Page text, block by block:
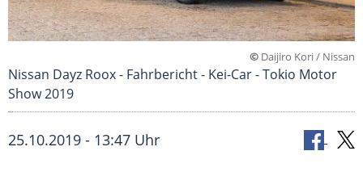
© Daijiro Kori / Nissan
Nissan Dayz Roox - Fahrbericht - Kei-Car - Tokio Motor
Show 2019
25.10.2019 - 13:47 Uhr